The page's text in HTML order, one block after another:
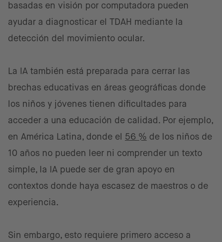
basadas en visión por computadora pueden
ayudar a diagnosticar el TDAH mediante la
detección del movimiento ocular.
La IA también está preparada para cerrar las
brechas educativas en áreas geográficas donde
los niños y jóvenes tienen dificultades para
acceder a una educación de calidad. Por ejemplo,
en América Latina, donde el 56 % de los niños de
10 años no pueden leer ni comprender un texto
simple, la IA puede ser de gran apoyo en
contextos donde haya escasez de maestros o de
experiencia.
Sin embargo, esto requiere primero acceso a